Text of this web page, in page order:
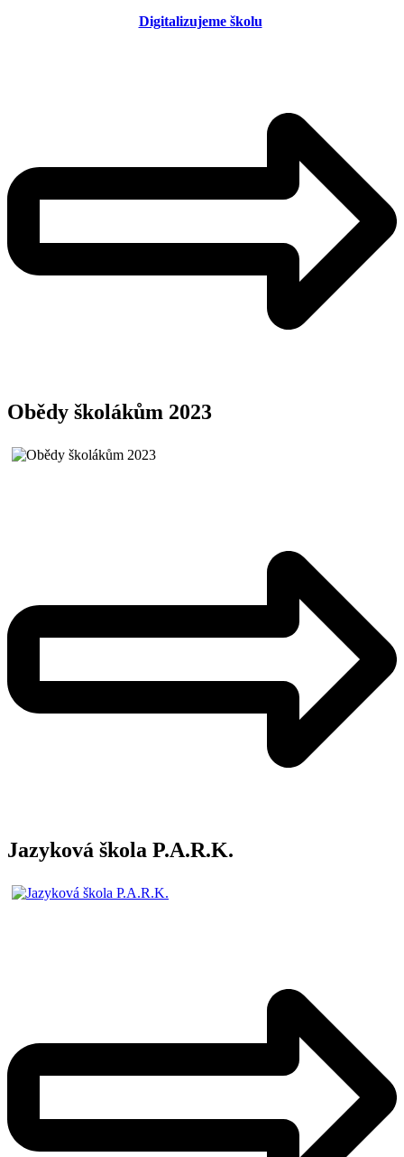
Digitalizujeme školu
Obědy školákům 2023
Jazyková škola P.A.R.K.